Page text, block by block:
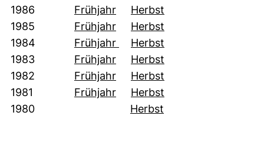
1986
1985
1984
1983
1982
1981
1980
Frühjahr(öffnet neues Fenster).
Herbst
Frühjahr(öffnet neues Fenster).
Herbst
Frühjahr
(öffnet neues Fenster).
Herbst
Frühjahr(öffnet neues Fenster).
Herbst
Frühjahr(öffnet neues Fenster).
Herbst
Frühjahr(öffnet neues Fenster).
Herbst
Herbst